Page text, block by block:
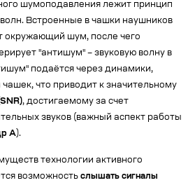
шумоподавления лежит принцип
Встроенные в чашки наушников
окружающий шум, после чего
"антишум" – звуковую волну в
подаётся через динамики,
что приводит к значительному
, достигаемому за счет
звуков (важный аспект работы
А).
технологии активного
возможность слышать сигналы